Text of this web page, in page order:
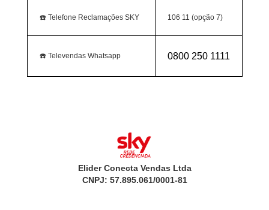
☎️ Telefone Reclamações SKY 106 11 (opção 7)
☎️ Televendas Whatsapp 0800 250 1111
Elider Conecta Vendas Ltda
CNPJ: 57.895.061/0001-81